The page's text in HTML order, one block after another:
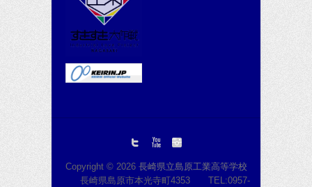
Copyright © 2026 長崎県立島原工業高等学校
長崎県島原市本光寺町4353 TEL:0957-